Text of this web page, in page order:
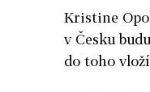
Kristine
v Česku
do toho